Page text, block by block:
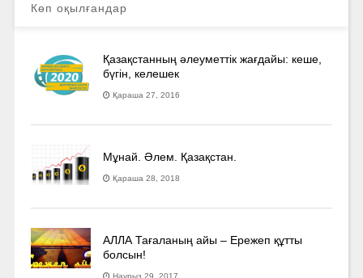
Көп оқылғандар
Қазақстанның әлеуметтік жағдайы: кеше,
бүгін, келешек
Қараша 27, 2016
Мұнай. Әлем. Қазақстан.
Қараша 28, 2018
АЛЛА Тағаланың айы – Ережеп құтты
болсын!
Наурыз 29, 2017